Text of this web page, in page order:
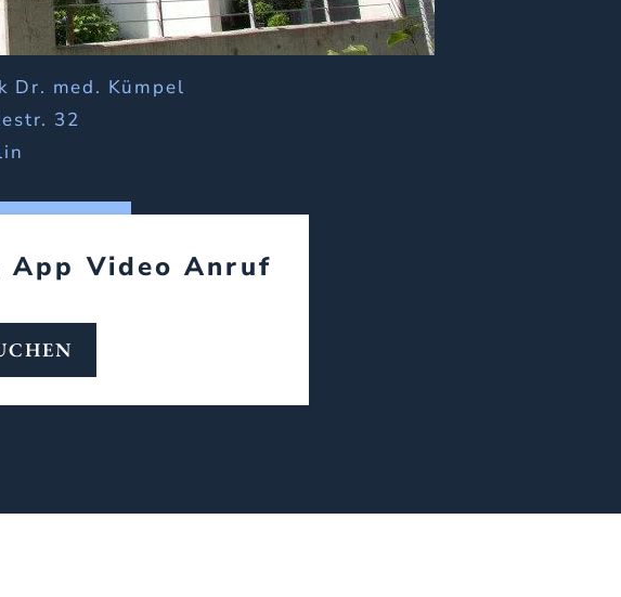
Dr. med. Kümpel
32
App Video Anruf